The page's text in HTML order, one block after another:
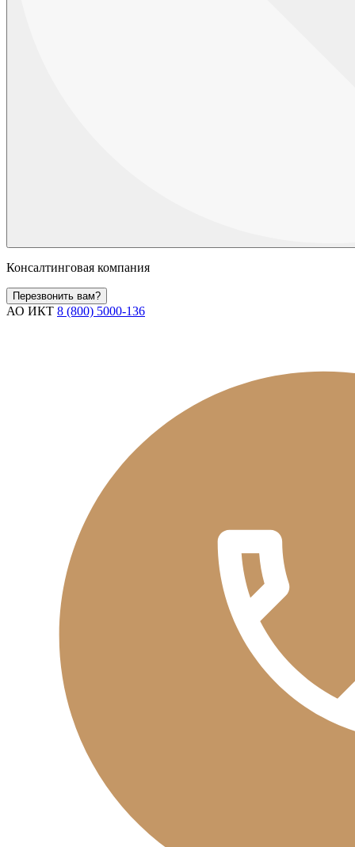
Консалтинговая компания
Перезвонить вам?
АО ИКТ 8 (800) 5000-136